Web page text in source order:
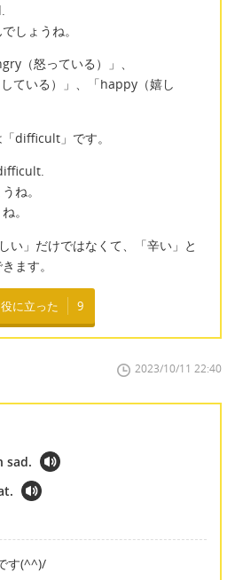
しょうね。
（怒っている）」、
ている）」、「happy（嬉し
difficult」です。
ね。
。
い」だけではなくて、「辛い」と
ます。
役に立った 9
2023/10/11 22:40
sad.
す(^^)/